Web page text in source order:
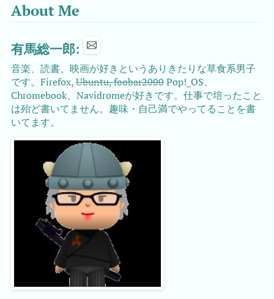
About Me
有馬総一郎:
音楽、読書、映画が好きというありきたりな草食系男子
です。Firefox,Ubuntu, foobar2000Pop!_OS、
Chromebook、Navidromeが好きです。仕事で培ったこと
は殆ど書いてません。趣味・自己満でやってることを書
いてます。